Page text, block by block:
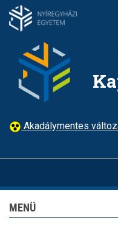
Ugrás
Akadálymentes
MENÜ